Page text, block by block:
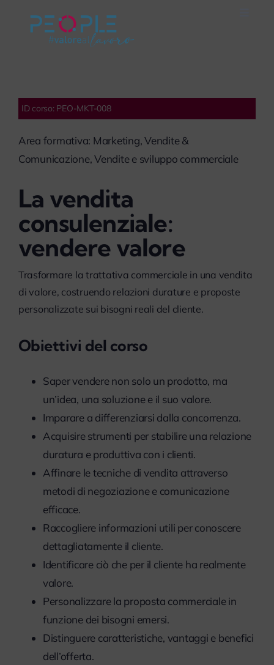
Mondo People
Impegno Sociale
myPeople
ID corso: PEO-MKT-008
Area formativa: Marketing, Vendite &
Comunicazione, Vendite e sviluppo commerciale
La vendita
consulenziale:
vendere valore
Trasformare la trattativa commerciale in una vendita
di valore, costruendo relazioni durature e proposte
personalizzate sui bisogni reali del cliente.
Obiettivi del corso
Saper vendere non solo un prodotto, ma
un’idea, una soluzione e il suo valore.
Imparare a differenziarsi dalla concorrenza.
Acquisire strumenti per stabilire una relazione
duratura e produttiva con i clienti.
Affinare le tecniche di vendita attraverso
metodi di negoziazione e comunicazione
efficace.
Raccogliere informazioni utili per conoscere
dettagliatamente il cliente.
Identificare ciò che per il cliente ha realmente
valore.
Personalizzare la proposta commerciale in
funzione dei bisogni emersi.
Distinguere caratteristiche, vantaggi e benefici
dell’offerta.